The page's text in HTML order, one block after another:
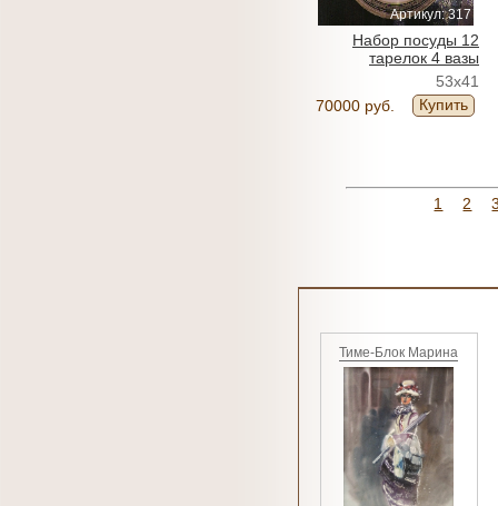
Артикул: 317
Набор посуды 12
тарелок 4 вазы
53x41
70000 руб.
Купить
1 2
Тиме-Блок Марина